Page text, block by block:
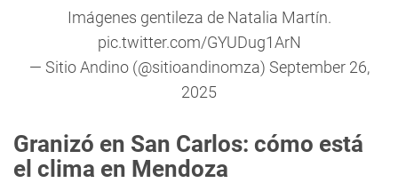
Imágenes gentileza de Natalia Martín.
pic.twitter.com/GYUDug1ArN
— Sitio Andino (@sitioandinomza) September 26,
2025
Granizó en San Carlos: cómo está
el clima en Mendoza